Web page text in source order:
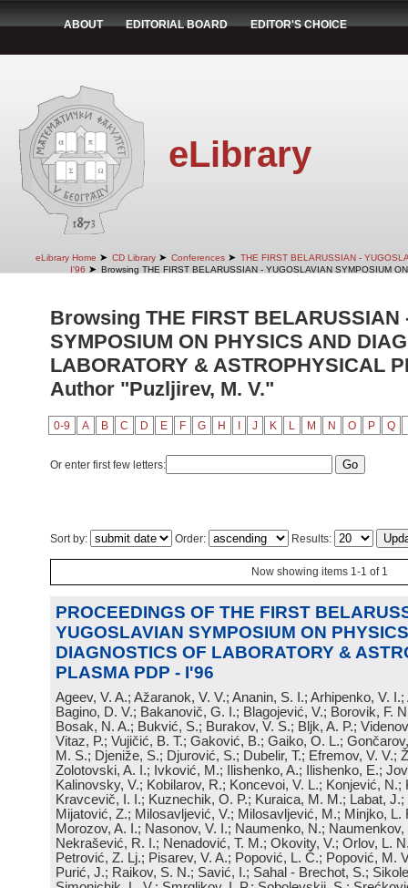
ABOUT EDITORIAL BOARD EDITOR'S CHOICE
eLibrary
eLibrary Home ➤ CD Library ➤ Conferences ➤ THE FIRST BELARUSSIAN -
I'96 ➤ Browsing THE FIRST BELARUSSIAN - YUGOSLAVIAN SYMPOSIUM
Browsing THE FIRST BELARUSSIAN
SYMPOSIUM ON PHYSICS AND
LABORATORY & ASTROPHYSICAL
Author "Puzljirev, M. V."
0-9 A B C D E F G H J K L M N O P Q
Or enter first few letters:
Sort by: Order: Results:
Now showing items 1-1 of 1
PROCEEDINGS OF THE FIRST
YUGOSLAVIAN SYMPOSIUM ON
DIAGNOSTICS OF LABORATORY &
PLASMA PDP - I'96
Ageev, V. A.; Ažaranok, V. V.; Ananin, S. I.; Arhipenko, V.
Bagino, D. V.; Bakanovič, G. I.; Blagojević, V.; Borovik, F.
Bosak, N. A.; Bukvić, S.; Burakov, V. S.; Bljk, A. P.;
Vitaz, P.; Vujičić, B. T.; Gaković, B.; Gaiko, O. L.;
M. S.; Djeniže, S.; Djurović, S.; Dubelir, T.; Efremov, V. V.;
Zolotovski, A. I.; Ivković, M.; Ilishenko, A.; Ilishenko, E.;
Kalinovsky, V.; Kobilarov, R.; Koncevoi, V. L.; Konjević, N.;
Kravcevič, I. I.; Kuznechik, O. P.; Kuraica, M. M.; Labat,
Mijatović, Z.; Milosavljević, V.; Milosavljević, M.; Minjko, L.
Morozov, A. I.; Nasonov, V. I.; Naumenko, N.; Naumenkov,
Nekrašević, R. I.; Nenadović, T. M.; Okovity, V.; Orlov, L.
Petrović, Z. Lj.; Pisarev, V. A.; Popović, L. Č.; Popović, M.
Purić, J.; Raikov, S. N.; Savić, I.; Sahal - Brechot, S.;